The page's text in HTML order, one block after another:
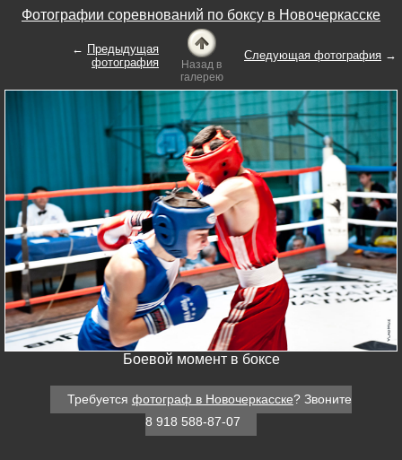
Фотографии соревнований по боксу в Новочеркасске
← Предыдущая
фотография
Назад в
галерею
Следующая фотография →
Боевой момент в боксе
Требуется фотограф в Новочеркасске? Звоните
8 918 588-87-07